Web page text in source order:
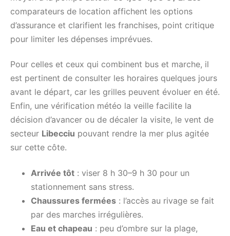
comparateurs de location affichent les options
d’assurance et clarifient les franchises, point critique
pour limiter les dépenses imprévues.
Pour celles et ceux qui combinent bus et marche, il
est pertinent de consulter les horaires quelques jours
avant le départ, car les grilles peuvent évoluer en été.
Enfin, une vérification météo la veille facilite la
décision d’avancer ou de décaler la visite, le vent de
secteur Libecciu pouvant rendre la mer plus agitée
sur cette côte.
Arrivée tôt : viser 8 h 30–9 h 30 pour un
stationnement sans stress.
Chaussures fermées : l’accès au rivage se fait
par des marches irrégulières.
Eau et chapeau : peu d’ombre sur la plage,